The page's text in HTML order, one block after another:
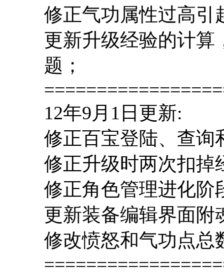
修正气功属性过高引
更新升级经验的计算
题；
12年9月1日更新:
修正百宝登陆、查询
修正升级时两次扣掉
修正角色管理进化阶
更新装备编辑界面附
修改愤怒和气功点总